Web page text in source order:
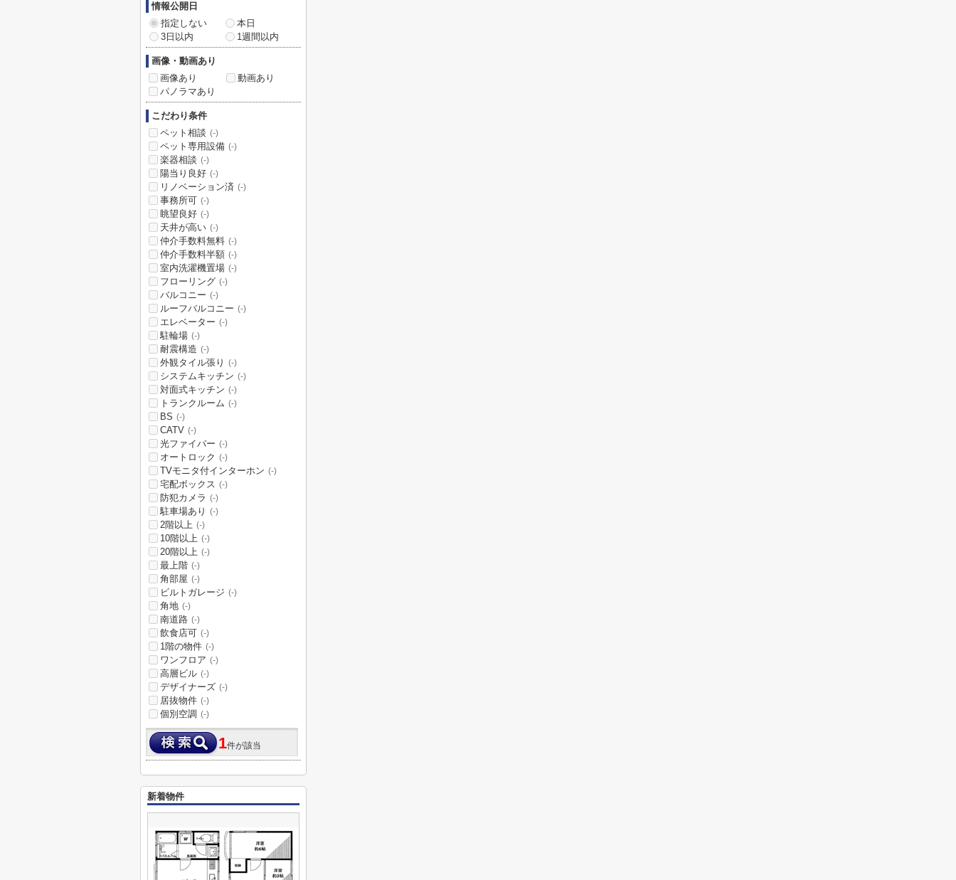
情報公開日
指定しない
本日
3日以内
1週間以内
画像・動画あり
画像あり
動画あり
パノラマあり
こだわり条件
ペット相談 (-)
ペット専用設備 (-)
楽器相談 (-)
陽当り良好 (-)
リノベーション済 (-)
事務所可 (-)
眺望良好 (-)
天井が高い (-)
仲介手数料無料 (-)
仲介手数料半額 (-)
室内洗濯機置場 (-)
フローリング (-)
バルコニー (-)
ルーフバルコニー (-)
エレベーター (-)
駐輪場 (-)
耐震構造 (-)
外観タイル張り (-)
システムキッチン (-)
対面式キッチン (-)
トランクルーム (-)
BS (-)
CATV (-)
光ファイバー (-)
オートロック (-)
TVモニタ付インターホン (-)
宅配ボックス (-)
防犯カメラ (-)
駐車場あり (-)
2階以上 (-)
10階以上 (-)
20階以上 (-)
最上階 (-)
角部屋 (-)
ビルトガレージ (-)
角地 (-)
南道路 (-)
飲食店可 (-)
1階の物件 (-)
ワンフロア (-)
高層ビル (-)
デザイナーズ (-)
居抜物件 (-)
個別空調 (-)
1件が該当
新着物件